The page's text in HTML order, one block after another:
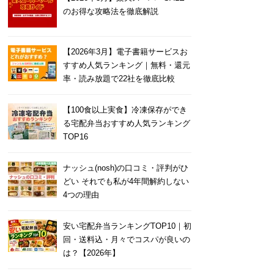
のお得な攻略法を徹底解説
【2026年3月】電子書籍サービスお
すすめ人気ランキング｜無料・還元
率・読み放題で22社を徹底比較
【100食以上実食】冷凍保存ができ
る宅配弁当おすすめ人気ランキング
TOP16
ナッシュ(nosh)の口コミ・評判がひ
どい それでも私が4年間解約しない
4つの理由
安い宅配弁当ランキングTOP10｜初
回・送料込・月々でコスパが良いの
は？【2026年】